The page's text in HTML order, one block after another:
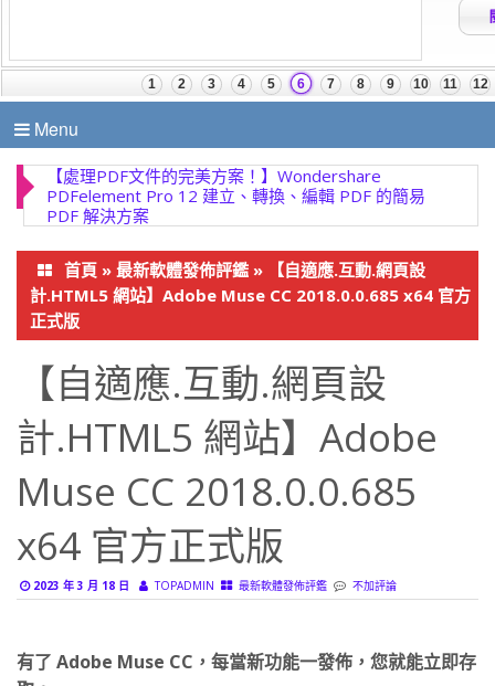
Menu
首頁»最新軟體發佈評鑑»【自適應.互動.網頁設
計.HTML5 網站】Adobe Muse CC 2018.0.0.685 x64 官方
正式版
【自適應.互動.網頁設
計.HTML5 網站】Adobe
Muse CC 2018.0.0.685
x64 官方正式版
2023 年 3 月 18 日 TOPADMIN 最新軟體發佈評鑑
取。